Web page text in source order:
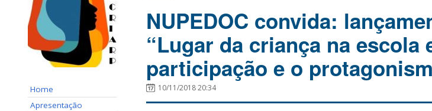
Home
Apresentação
NUPEDOC convida:
“Lugar da criança na escola
participação e o
10/11/2018 20:34